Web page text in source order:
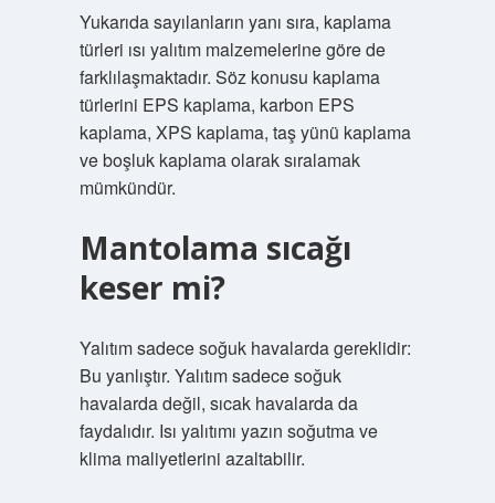
Yukarıda sayılanların yanı sıra, kaplama
türleri ısı yalıtım malzemelerine göre de
farklılaşmaktadır. Söz konusu kaplama
türlerini EPS kaplama, karbon EPS
kaplama, XPS kaplama, taş yünü kaplama
ve boşluk kaplama olarak sıralamak
mümkündür.
Mantolama sıcağı
keser mi?
Yalıtım sadece soğuk havalarda gereklidir:
Bu yanlıştır. Yalıtım sadece soğuk
havalarda değil, sıcak havalarda da
faydalıdır. Isı yalıtımı yazın soğutma ve
klima maliyetlerini azaltabilir.